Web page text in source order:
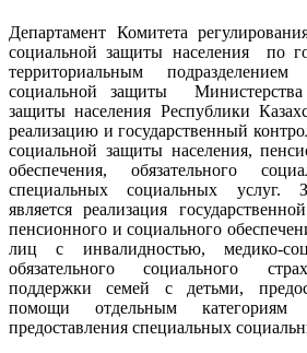
Департамент Комитета
социальной защиты населения по
территориальным
социальной защиты
защиты населения Республики
реализацию и государственный
социальной защиты населения,
обеспечения, обязательного
специальных социальных услуг.
является реализация
пенсионного и социального
лиц с инвалидностью, медико-
обязательного социального
поддержки семей с детьми,
помощи отдельным
предоставления специальных